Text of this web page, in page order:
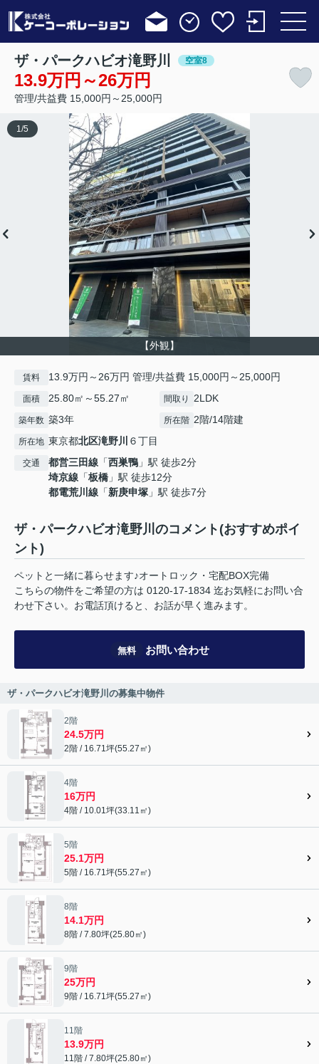
ザ・パークハビオ滝野川 空室8
13.9万円～26万円
管理/共益費 15,000円～25,000円
【外観】
1 /5
賃料 13.9万円～26万円 管理/共益費 15,000円～25,000円
面積 25.80㎡～55.27㎡ 間取り 2LDK
築年数 築3年 所在階 2階/14階建
所在地 東京都北区滝野川 ６丁目
交通 都営三田線 「西巣鴨 」駅 徒歩2分
埼京線 「板橋 」駅 徒歩12分
都電荒川線 「新庚申塚 」駅 徒歩7分
ザ・パークハビオ滝野川のコメント(おすすめポイ
ント)
ペットと一緒に暮らせます♪オートロック・宅配BOX完備
こちらの物件をご希望の方は 0120-17-1834 迄お気軽にお問い合
わせ下さい。お電話頂けると、お話が早く進みます。
無料 お問い合わせ
ザ・パークハビオ滝野川の募集中物件
2階
24.5万円
2階 / 16.71坪(55.27㎡)
4階
16万円
4階 / 10.01坪(33.11㎡)
5階
25.1万円
5階 / 16.71坪(55.27㎡)
8階
14.1万円
8階 / 7.80坪(25.80㎡)
9階
25万円
9階 / 16.71坪(55.27㎡)
11階
13.9万円
11階 / 7.80坪(25.80㎡)